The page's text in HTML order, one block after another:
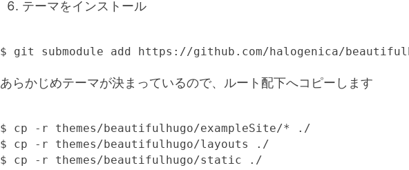
テーマをインストール
$ git submodule add https://github.com/halogenica/
あらかじめテーマが決まっているので、ルート配下へコピーします
$ cp -r themes/beautifulhugo/exampleSite/* ./
$ cp -r themes/beautifulhugo/layouts ./
$ cp -r themes/beautifulhugo/static ./